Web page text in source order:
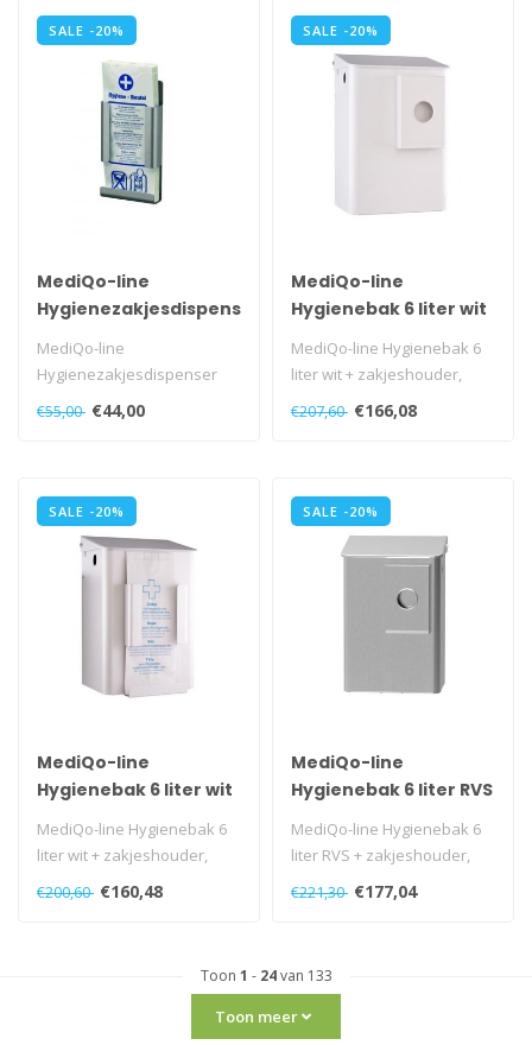
SALE -20%
MediQo-line
Hygienezakjesdispenser
MediQo-line
Hygienezakjesdispenser
aluminium voor papieren
zakjes, MQHBPA A..
€55,00 €44,00
SALE -20%
MediQo-line
Hygienebak 6 liter wit
MediQo-line Hygienebak 6
liter wit + zakjeshouder,
MQWB6HBKP
€207,60 €166,08
SALE -20%
MediQo-line
Hygienebak 6 liter wit
MediQo-line Hygienebak 6
liter wit + zakjeshouder,
MQWB6HBHP
€200,60 €160,48
SALE -20%
MediQo-line
Hygienebak 6 liter RVS
MediQo-line Hygienebak 6
liter RVS + zakjeshouder,
MQWB6HBKE
€221,30 €177,04
Toon 1 - 24van 133
Toon meer